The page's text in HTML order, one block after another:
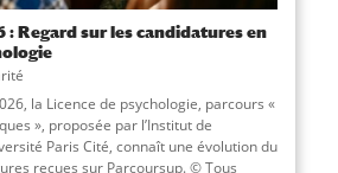
: Regard sur les candidatures en
la Licence de psychologie, parcours «
», proposée par l’Institut de
Paris Cité, connaît une évolution du
reçues sur Parcoursup. © Tous